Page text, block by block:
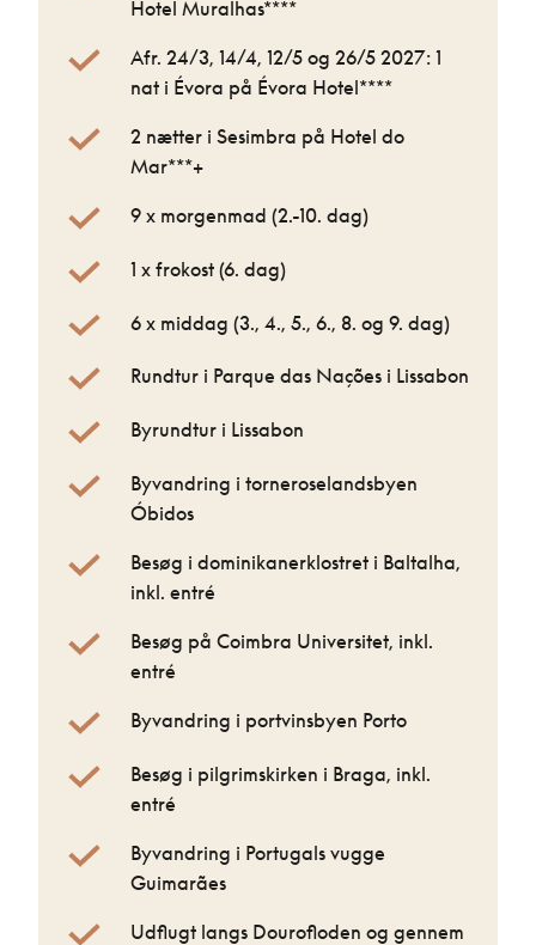
Hotel Muralhas****
Afr. 24/3, 14/4, 12/5 og 26/5 2027: 1
nat i Évora på Évora Hotel****
2 nætter i Sesimbra på Hotel do
Mar***+
9 x morgenmad (2.-10. dag)
1 x frokost (6. dag)
6 x middag (3., 4., 5., 6., 8. og 9. dag)
Rundtur i Parque das Nações i Lissabon
Byrundtur i Lissabon
Byvandring i torneroselandsbyen
Óbidos
Besøg i dominikanerklostret i Baltalha,
inkl. entré
Besøg på Coimbra Universitet, inkl.
entré
Byvandring i portvinsbyen Porto
Besøg i pilgrimskirken i Braga, inkl.
entré
Byvandring i Portugals vugge
Guimarães
Udflugt langs Dourofloden og gennem